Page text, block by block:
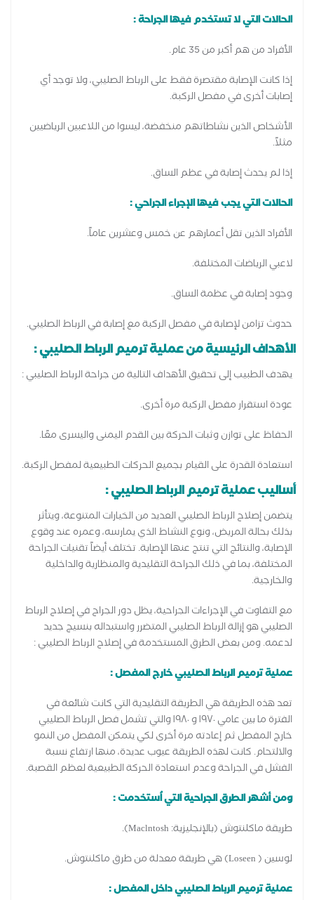
الحالات التي لا تستخدم فيها الجراحة :
الأفراد من هم أكبر من 35 عام.
إذا كانت الإصابة مقتصرة فقط على الرباط الصليبي، ولا توجد أي
إصابات أخرى في مفصل الركبة.
الأشخاص الذين نشاطاتهم منخفضة، ليسوا من اللاعبين الرياضيين
مثلاً.
إذا لم يحدث إصابة في عظم الساق.
الحالات التي يجب فيها الإجراء الجراحي :
الأفراد الذين تقل أعمارهم عن خمس وعشرين عاماً.
لاعبي الرياضات المختلفة.
وجود إصابة في عظمة الساق.
حدوث تزامن لإصابة في مفصل الركبة مع إصابة في الرباط الصليبي.
الأهداف الرئيسية من عملية ترميم الرباط الصليبي :
يهدف الطبيب إلى تحقيق الأهداف التالية من جراحة الرباط الصليبي :
عودة استقرار مفصل الركبة مرة أخرى.
الحفاظ على توازن وثبات الحركة بين القدم اليمنى واليسرى معًا.
استعادة القدرة على القيام بجميع الحركات الطبيعية لمفصل الركبة.
أساليب عملية ترميم الرباط الصليبي :
يتضمن إصلاح الرباط الصليبي العديد من الخيارات المتنوعة، ويتأثر
بذلك بحالة المريض، ونوع النشاط الذي يمارسه، وعمره عند وقوع
الإصابة، والنتائج التي تنتج عنها الإصابة. تختلف أيضاً تقنيات الجراحة
المختلفة، بما في ذلك الجراحة التقليدية والمنظارية والداخلية
والخارجية.
مع التفاوت في الإجراءات الجراحية، يظل دور الجراح في إصلاح الرباط
الصليبي هو إزالة الرباط الصليبي المتضرر واستبداله بنسيج جديد
لدعمه. ومن بعض الطرق المستخدمة في إصلاح الرباط الصليبي :
عملية ترميم الرباط الصليبي خارج المفصل :
تعد هذه الطريقة هي الطريقة التقليدية التي كانت شائعة في
الفترة ما بين عامي ١٩٧٠ و ١٩٨٠ والتي تشمل فصل الرباط الصليبي
خارج المفصل ثم إعادته مرة أخرى لكي يتمكن المفصل من النمو
والالتحام. كانت لهذه الطريقة عيوب عديدة، منها ارتفاع نسبة
الفشل في الجراحة وعدم استعادة الحركة الطبيعية لعظم القصبة.
ومن أشهر الطرق الجراحية التي اُستخدمت :
طريقة ماكلنتوش (بالإنجليزية: Maclntosh).
لوسين ( Loseen) هي طريقة معدلة من طرق ماكلنتوش.
عملية ترميم الرباط الصليبي داخل المفصل :